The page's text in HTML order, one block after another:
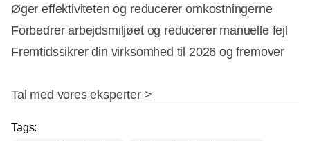
Øger effektiviteten og reducerer omkostningerne
Forbedrer arbejdsmiljøet og reducerer manuelle fejl
Fremtidssikrer din virksomhed til 2026 og fremover
Tal med vores eksperter >
Tags: